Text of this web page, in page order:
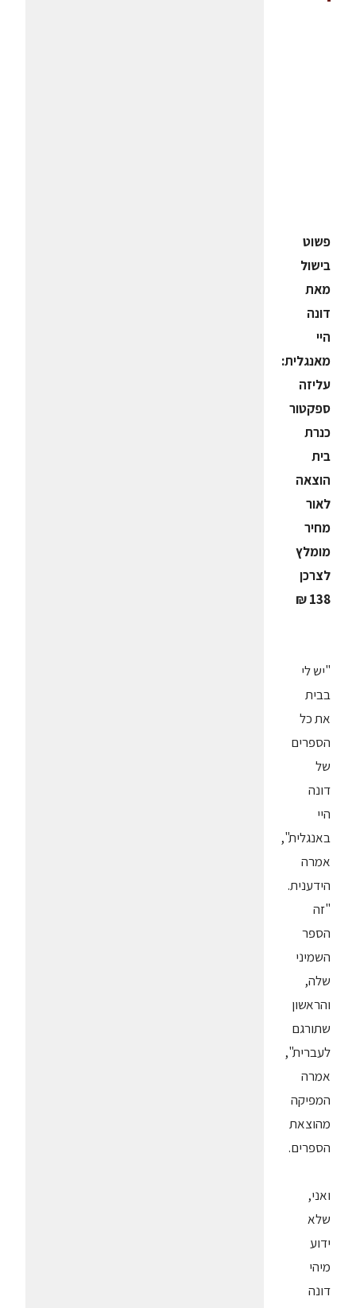
פשוט
בישול
מאת
דונה
היי
מאנגלית:
עליזה
ספקטור
כנרת
בית
הוצאה
לאור
מחיר
מומלץ
לצרכן
138 ₪
"יש לי
בבית
את כל
הספרים
של
דונה
היי
באנגלית",
אמרה
הידענית.
"זה
הספר
השמיני
שלה,
והראשון
שתורגם
לעברית",
אמרה
המפיקה
מהוצאת
הספרים.
ואני,
שלא
ידוע
מיהי
דונה